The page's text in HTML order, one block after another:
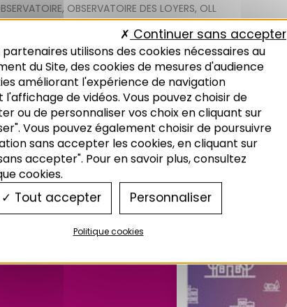
, OBSERVATOIRE DES LOYERS, OLL
EUROMÉTROPOLE DE STRASBOURG
partenaires utilisons des cookies nécessaires au
du Site, des cookies de mesures d'audience
améliorant l'expérience de navigation
de vidéos. Vous pouvez choisir de
ou de personnaliser vos choix en cliquant sur
Vous pouvez également choisir de poursuivre
sans accepter les cookies, en cliquant sur
accepter". Pour en savoir plus, consultez
cookies.
Tout accepter
Continuer sans accepter
Personnaliser
Politique cookies